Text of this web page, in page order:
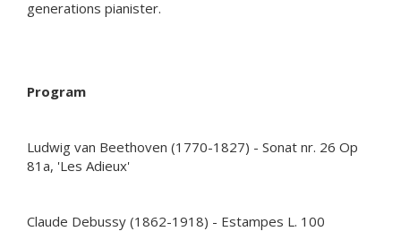
generations pianister.
Program
Ludwig van Beethoven (1770-1827) - Sonat nr. 26 Op
81a, 'Les Adieux'
Claude Debussy (1862-1918) - Estampes L. 100